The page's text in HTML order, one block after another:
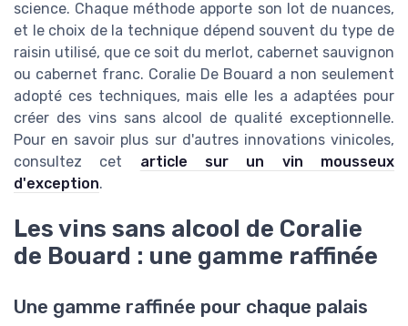
science. Chaque méthode apporte son lot de nuances,
et le choix de la technique dépend souvent du type de
raisin utilisé, que ce soit du merlot, cabernet sauvignon
ou cabernet franc. Coralie De Bouard a non seulement
adopté ces techniques, mais elle les a adaptées pour
créer des vins sans alcool de qualité exceptionnelle.
Pour en savoir plus sur d'autres innovations vinicoles,
consultez cet article sur un vin mousseux
d'exception.
Les vins sans alcool de Coralie
de Bouard : une gamme raffinée
Une gamme raffinée pour chaque palais